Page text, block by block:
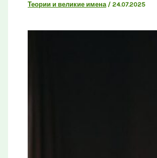
Теории и великие имена/24.07.2025